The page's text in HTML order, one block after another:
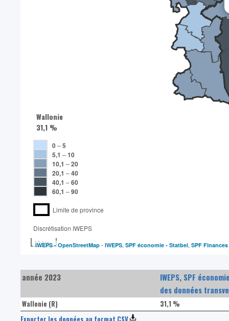
Wallonie
31,1 %
0–5
5,1 –10
10,1 –20
20,1 –40
40,1 –60
60,1 –90
Limite de province
Discrétisation IWEPS​
10 km
IWEPS -OpenStreetMap - IWEPS, SPF économie - Statbel, SPF
année 2023 IWEPS, SPF
des données
Wallonie (R)
31,1 %